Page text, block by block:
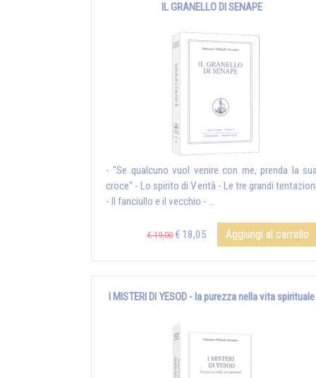
IL GRANELLO DI SENAPE
- "Se qualcuno vuol venire con me, prenda la
croce" - Lo spirito di Verità - Le tre grandi
- Il fanciullo e il vecchio - ...
€ 19,00 € 18,05 Aggiungi al carrello
I MISTERI DI YESOD - la purezza nella vita spirituale